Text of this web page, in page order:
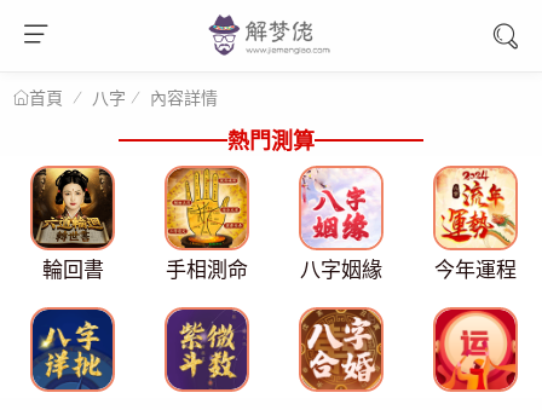
首頁 八字 內容詳情
熱門測算
輪回書 手相測命 八字姻緣 今年運程